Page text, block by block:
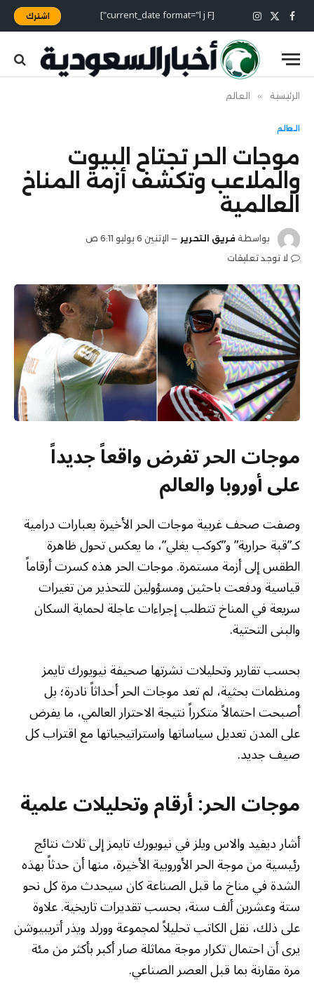
فيسبوك
X
(Twitter)
الانستغرام [current_date format="l j F"] اشترك
الرئيسية » العالم
العالم
موجات الحر تجتاح البيوت
والملاعب وتكشف أزمة المناخ
العالمية
بواسطة فريق التحرير
الإثنين 6 يوليو 6:11 ص
لا توجد تعليقات
موجات الحر تفرض واقعاً جديداً
على أوروبا والعالم
وصفت صحف غربية موجات الحر الأخيرة بعبارات درامية
كـ”قبة حرارية” و”كوكب يغلي”، ما يعكس تحول ظاهرة
الطقس إلى أزمة مستمرة. موجات الحر هذه كسرت أرقاماً
قياسية ودفعت باحثين ومسؤولين للتحذير من تغيرات
سريعة في المناخ تتطلب إجراءات عاجلة لحماية السكان
والبنى التحتية.
بحسب تقارير وتحليلات نشرتها صحيفة نيويورك تايمز
ومنظمات بحثية، لم تعد موجات الحر أحداثاً نادرة؛ بل
أصبحت احتمالاً متكرراً نتيجة الاحترار العالمي، ما يفرض
على المدن تعديل سياساتها واستراتيجياتها مع اقتراب كل
صيف جديد.
موجات الحر: أرقام وتحليلات علمية
أشار ديفيد والاس ويلز في نيويورك تايمز إلى ثلاث نتائج
رئيسية من موجة الحر الأوروبية الأخيرة، منها أن حدثاً بهذه
الشدة في مناخ ما قبل الصناعة كان سيحدث مرة كل نحو
ستة وعشرين ألف سنة، بحسب تقديرات تاريخية. علاوة
على ذلك، نقل الكاتب تحليلاً لمجموعة وورلد ويذر أتريبيوشن
يرى أن احتمال تكرار موجة مماثلة صار أكبر بأكثر من مئة
مرة مقارنة بما قبل العصر الصناعي.